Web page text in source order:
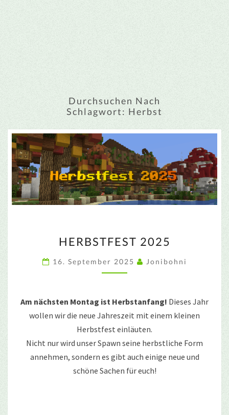
Durchsuchen Nach
Schlagwort: Herbst
2025
HERBSTFEST 2025
16. September 2025 Jonibohni
Am nächsten Montag ist Herbstanfang! Dieses Jahr
wollen wir die neue Jahreszeit mit einem kleinen
Herbstfest einläuten.
Nicht nur wird unser Spawn seine herbstliche Form
annehmen, sondern es gibt auch einige neue und
schöne Sachen für euch!